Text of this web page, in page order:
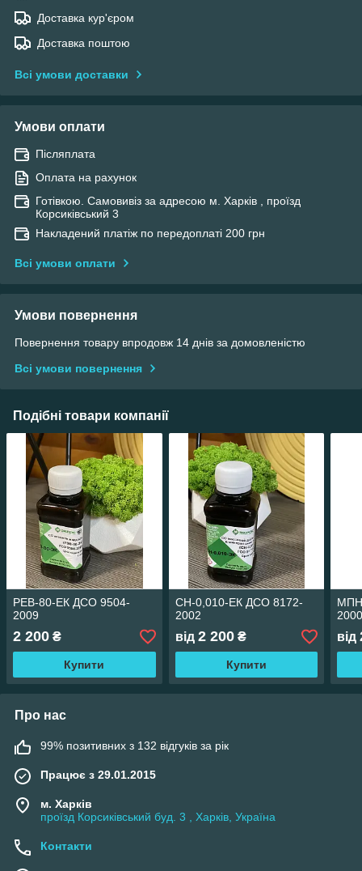
Доставка кур'єром
Доставка поштою
Всі умови доставки
Умови оплати
Післяплата
Оплата на рахунок
Готівкою. Самовивіз за адресою м. Харків , проїзд
Корсиківський 3
Накладений платіж по передоплаті 200 грн
Всі умови оплати
Умови повернення
Повернення товару впродовж 14 днів за домовленістю
Всі умови повернення
Подібні товари компанії
РЕВ-80-ЕК ДСО 9504-
2009
2 200 ₴
Купити
СН-0,010-ЕК ДСО 8172-
2002
від 2 200₴
Купити
від
Про нас
99% позитивних з 132 відгуків за рік
Працює з 29.01.2015
м. Харків
проїзд Корсиківський буд. 3 , Харків, Україна
Контакти